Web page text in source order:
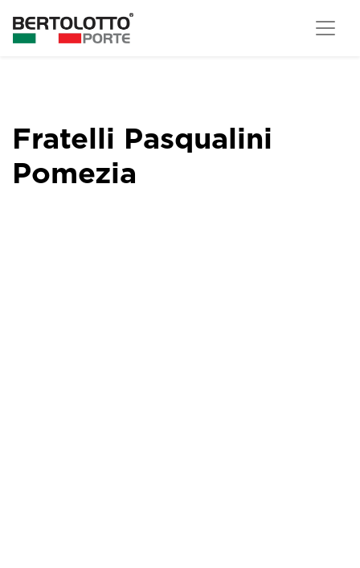
Fratelli Pasqualini
Pomezia